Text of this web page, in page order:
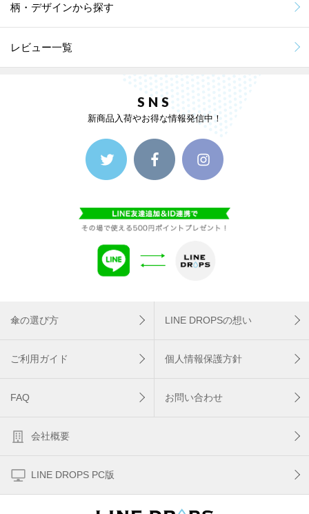
柄・デザインから探す
レビュー一覧
SNS
新商品入荷やお得な情報発信中！
傘の選び方 LINE DROPSの想い
ご利用ガイド 個人情報保護方針
FAQ お問い合わせ
会社概要
LINE DROPS PC版